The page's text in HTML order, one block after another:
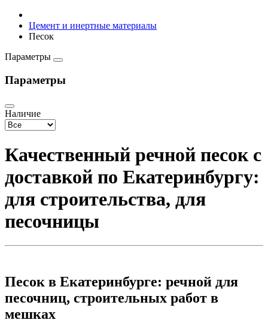
Цемент и инертные материалы
Песок
Параметры
Параметры
Наличие
Качественный речной песок с
доставкой по Екатеринбургу:
для строительства, для
песочницы
Песок в Екатеринбурге: речной для
песочниц, строительных работ в
мешках